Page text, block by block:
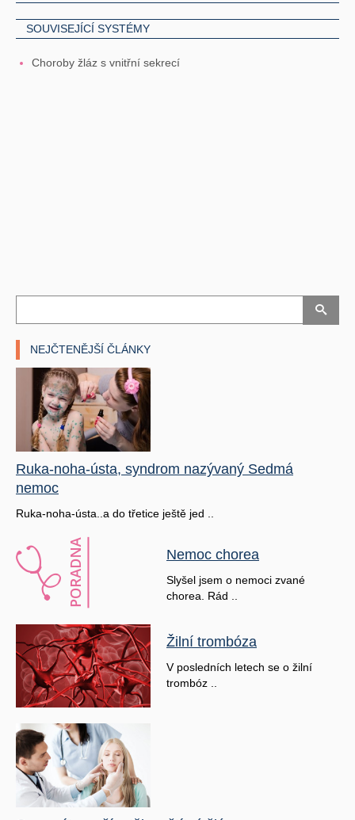
SOUVISEJÍCÍ SYSTÉMY
Choroby žláz s vnitřní sekrecí
NEJČTENĚJŠÍ ČLÁNKY
Ruka-noha-ústa, syndrom nazývaný Sedmá
nemoc
Ruka-noha-ústa..a do třetice ještě jed ..
Nemoc chorea
Slyšel jsem o nemoci zvané
chorea. Rád ..
Žilní trombóza
V posledních letech se o žilní
trombóz ..